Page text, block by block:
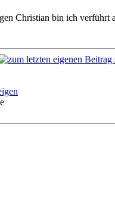
Christian bin ich verführt